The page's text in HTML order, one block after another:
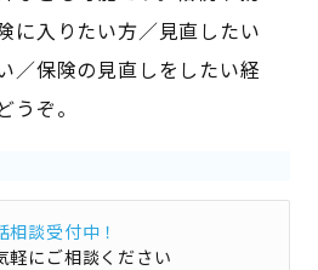
に入りたい方／見直したい
／保険の見直しをしたい経
うぞ。
相談受付中！
軽にご相談ください